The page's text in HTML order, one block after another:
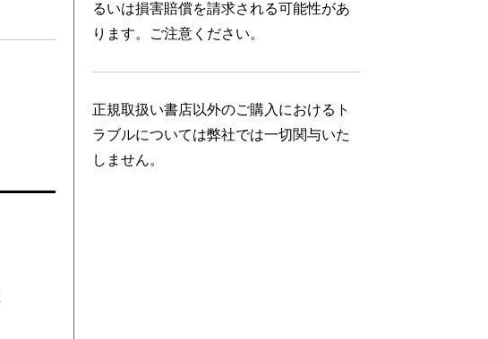
るいは損害賠償を請求される可能性があ
ります。ご注意ください。
正規取扱い書店以外のご購入におけるト
ラブルについては弊社では一切関与いた
しません。